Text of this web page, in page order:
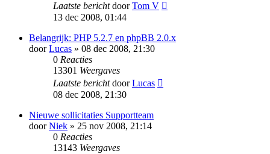
Laatste berichtdoorTom V
13 dec 2008, 01:44
Belangrijk: PHP 5.2.7 en phpBB 2.0.x
doorLucas » 08 dec 2008, 21:30
0 Reacties
13301 Weergaves
Laatste berichtdoorLucas
08 dec 2008, 21:30
Nieuwe sollicitaties Supportteam
doorNiek » 25 nov 2008, 21:14
0 Reacties
13143 Weergaves